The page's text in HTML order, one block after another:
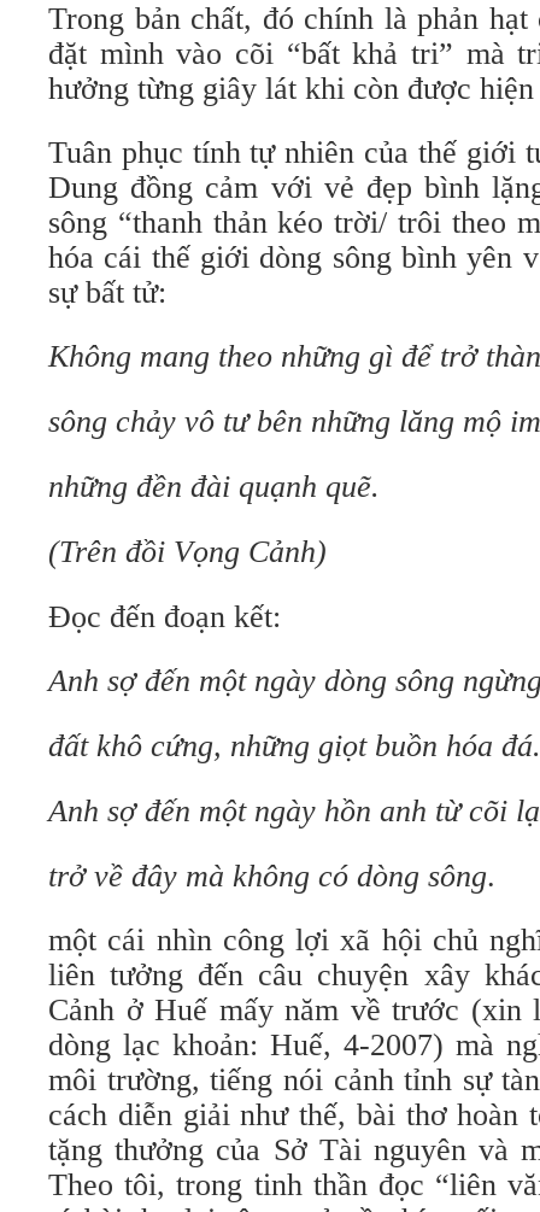
Trong bản chất, đó chính là phản
đặt mình vào cõi “bất khả tri” mà
hưởng từng giây lát khi còn được
Tuân phục tính tự nhiên của thế giới
Dung đồng cảm với vẻ đẹp bình
sông “thanh thản kéo trời/ trôi theo
hóa cái thế giới dòng sông bình yên
sự bất tử:
Không mang theo những gì để trở
sông chảy vô tư bên những lăng mộ
những đền đài quạnh quẽ.
(Trên đồi Vọng Cảnh)
Đọc đến đoạn kết:
Anh sợ đến một ngày dòng sông
đất khô cứng, những giọt buồn hóa đá.
Anh sợ đến một ngày hồn anh từ cõi lạ
trở về đây mà không có dòng sông.
một cái nhìn công lợi xã hội chủ
liên tưởng đến câu chuyện xây
Cảnh ở Huế mấy năm về trước
dòng lạc khoản: Huế, 4-2007) mà
môi trường, tiếng nói cảnh tỉnh sự
cách diễn giải như thế, bài thơ hoàn
tặng thưởng của Sở Tài nguyên và
Theo tôi, trong tinh thần đọc “liên